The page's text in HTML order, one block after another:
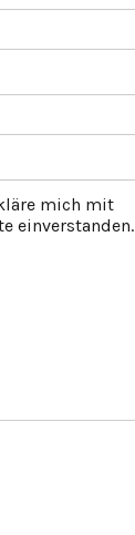
mich mit
einverstanden.